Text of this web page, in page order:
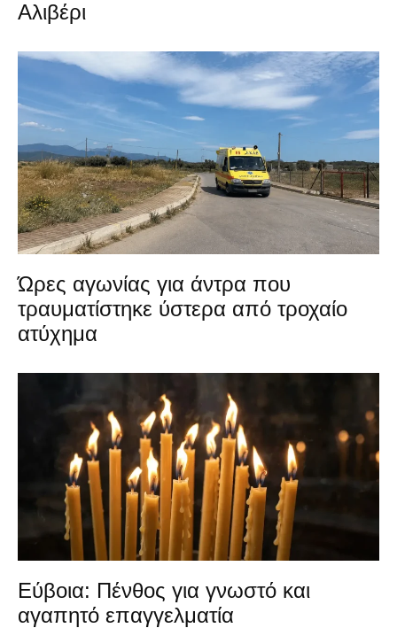
Αλιβέρι
Ώρες αγωνίας για άντρα που
τραυματίστηκε ύστερα από τροχαίο
ατύχημα
Εύβοια: Πένθος για γνωστό και
αγαπητό επαγγελματία